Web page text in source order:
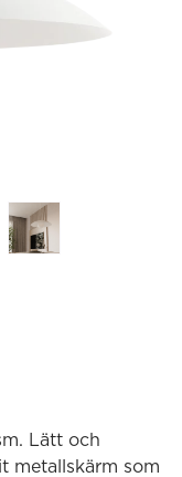
Lätt och
metallskärm som